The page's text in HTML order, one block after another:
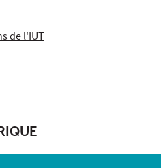
de l'IUT